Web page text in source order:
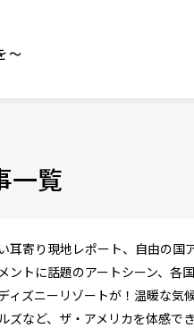
～
一覧
耳寄り現地レポート、自由の
ントに話題のアートシーン、
ィズニーリゾートが！温暖な
ズなど、ザ・アメリカを体感